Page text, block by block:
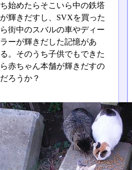
ち始めたらそこいら中の鉄塔
が輝きだすし、SVXを買った
ら街中のスバルの車やディー
ラーが輝きだした記憶があ
る。そのうち子供でもできた
ら赤ちゃん本舗が輝きだすの
だろうか？